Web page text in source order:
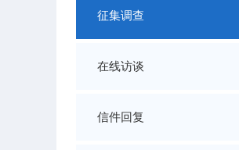
征集调查
在线访谈
信件回复